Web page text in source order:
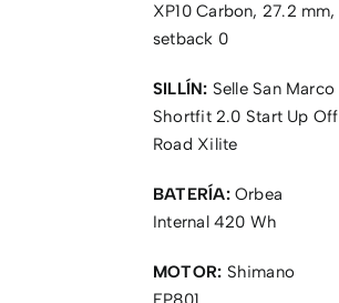
XP10 Carbon, 27.2 mm,
setback 0
SILLÍN: Selle San Marco
Shortfit 2.0 Start Up Off
Road Xilite
BATERÍA:Orbea
Internal 420 Wh
MOTOR: Shimano